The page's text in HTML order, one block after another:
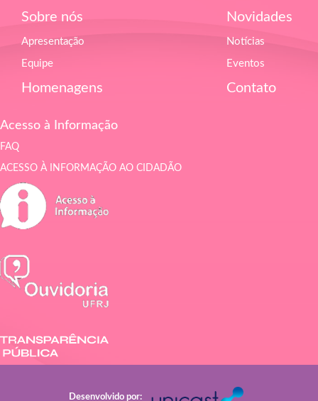
Sobre nós
Apresentação
Equipe
Novidades
Notícias
Eventos
Homenagens Contato
Acesso à Informação
FAQ
ACESSO À INFORMAÇÃO AO CIDADÃO
Desenvolvido por: